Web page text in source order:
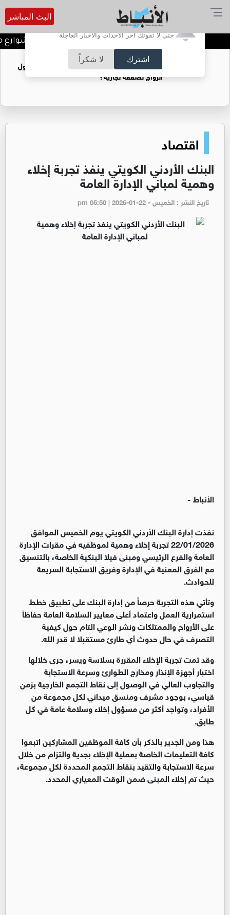
أترغب في تفعيل الإشعارات؟
حتى لا تفوتك آخر الأحداث والأخبار العاجلة
اشترك لا شكراً
البث المباشر
بلدية الكرك تعلن إغلاق شوارع
فتيات يستغللنه لتحقيق مكاسب مادية.. هل تحول
الزواج لصفقة تجارية؟
اقتصاد
البنك الأردني الكويتي ينفذ تجربة إخلاء
وهمية لمباني الإدارة العامة
تاريخ النشر : الخميس - pm 05:50 | 2026-01-22
الأنباط -
نفذت إدارة البنك الأردني الكويتي يوم الخميس الموافق
22/01/2026 تجربة إخلاء وهمية لموظفيه في مقرات الإدارة
العامة والفرع الرئيسي ومبنى فيلا البنكية الخاصة، بالتنسيق
مع الفرق المعنية في الإدارة وفريق الاستجابة السريعة
للحوادث.
وتأتي هذه التجربة حرصاً من إدارة البنك على تطبيق خطط
استمرارية العمل واعتماد أعلى معايير السلامة العامة حفاظاً
على الأرواح والممتلكات ونشر الوعي التام حول كيفية
التصرف في حال حدوث أي طارئ مستقبلا لا قدر الله.
وقد تمت تجربة الإخلاء المقررة بسلاسة ويسر، جرى خلالها
اختبار أجهزة الإنذار ومخارج الطوارئ وسرعة الاستجابة
والتجاوب العالي في الوصول إلى نقاط التجمع الخارجية بزمن
قياسي، بوجود مشرف ومنسق ميداني لكل مجموعة من
الأفراد، وتواجد أكثر من مسؤول إخلاء وسلامة عامة في كل
طابق.
هذا ومن الجدير بالذكر بأن كافة الموظفين المشاركين اتبعوا
كافة التعليمات الخاصة بعملية الإخلاء بجدية والتزام من خلال
سرعة الاستجابة والتقيد بنقاط التجمع المحددة لكل مجموعة،
حيث تم إخلاء المبنى ضمن الوقت المعياري المحدد.